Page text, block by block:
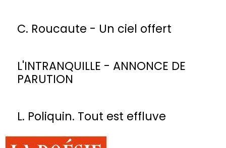
C. Roucaute - Un ciel offert
L'INTRANQUILLE - ANNONCE DE
PARUTION
L. Poliquin. Tout est effluve